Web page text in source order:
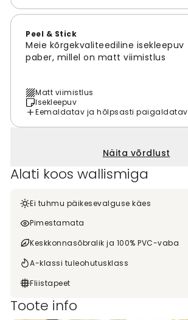
Peel & Stick
Meie kõrgekvaliteediline isekleepuv
paber, millel on matt viimistlus
Matt viimistlus
Isekleepuv
Eemaldatav ja hõlpsasti paigaldatav
Näita võrdlust
Alati koos wallismiga
Ei tuhmu päikesevalguse käes
Pimestamata
Keskkonnasõbralik ja 100% PVC-vaba
A-klassi tuleohutusklass
Fliistapeet
Toote info